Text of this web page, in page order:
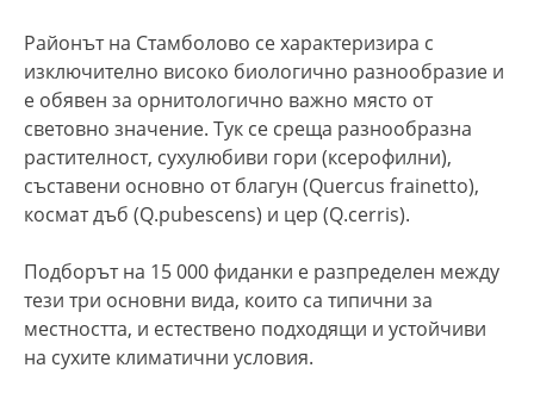
Районът на Стамболово се характеризира с
изключително високо биологично разнообразие и
е обявен за орнитологично важно място от
световно значение. Тук се среща разнообразна
растителност, сухулюбиви гори (ксерофилни),
съставени основно от благун (Quercus frainetto),
космат дъб (Q.pubescens) и цер (Q.cerris).
Подборът на 15 000 фиданки е разпределен между
тези три основни вида, които са типични за
местността, и естествено подходящи и устойчиви
на сухите климатични условия.